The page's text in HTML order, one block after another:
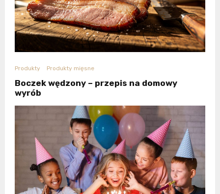
Produkty Produkty mięsne
Boczek wędzony – przepis na domowy
wyrób